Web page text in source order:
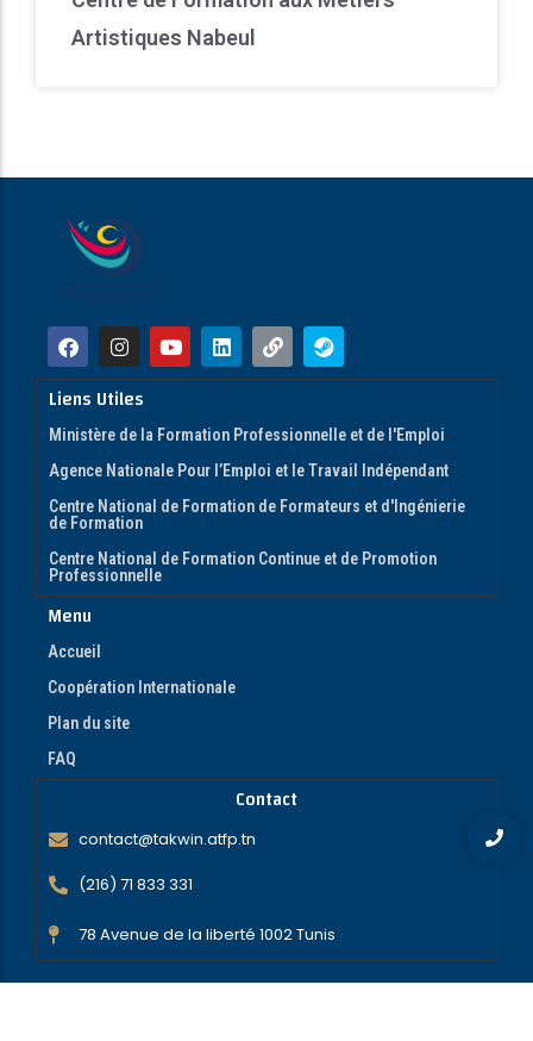
Artistiques Nabeul
Liens Utiles
Ministère de la Formation Professionnelle et de l'Emploi
Agence Nationale Pour l’Emploi et le Travail Indépendant
Centre National de Formation de Formateurs et d'Ingénierie
de Formation
Centre National de Formation Continue et de Promotion
Professionnelle
Menu
Accueil
Coopération Internationale
Plan du site
FAQ
Contact
contact@takwin.atfp.tn
(216) 71 833 331
78 Avenue de la liberté 1002 Tunis